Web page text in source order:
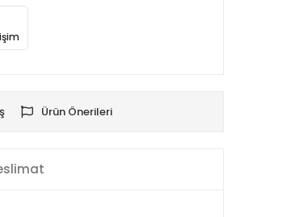
Ürün Önerileri